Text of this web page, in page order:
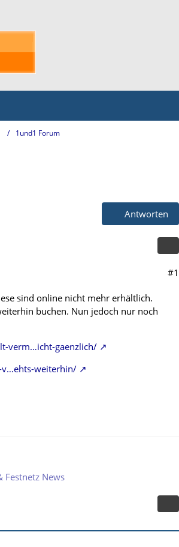
1und1 Forum
Antworten
#1
sind online nicht mehr erhältlich.
buchen. Nun jedoch nur noch
verm…icht-gaenzlich/
weiterhin/
Festnetz News